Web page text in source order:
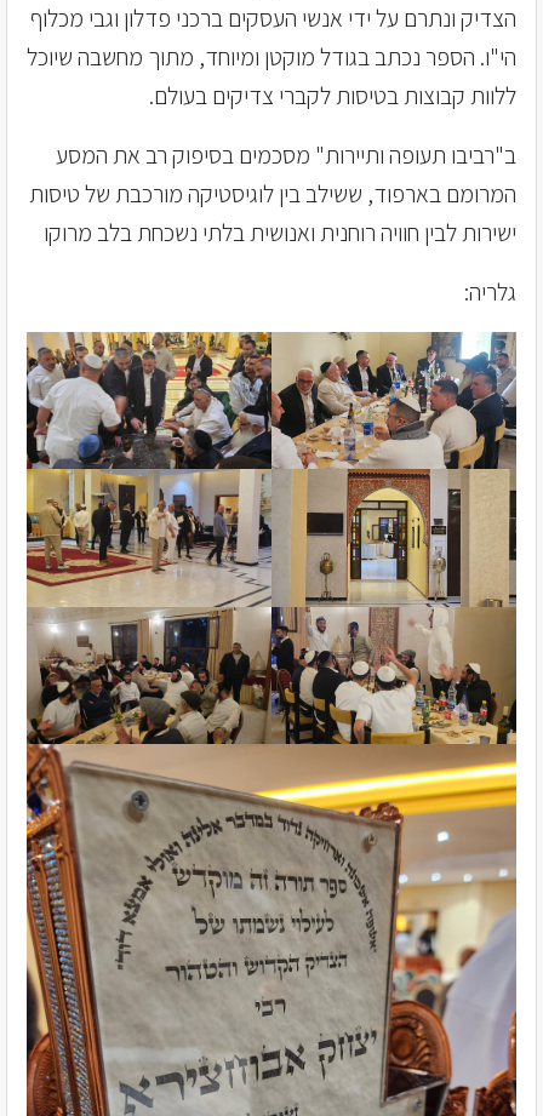
הצדיק ונתרם על ידי אנשי העסקים ברכני פדלון וגבי מכלוף
הי"ו. הספר נכתב בגודל מוקטן ומיוחד, מתוך מחשבה שיוכל
ללוות קבוצות בטיסות לקברי צדיקים בעולם.
ב"רביבו תעופה ותיירות" מסכמים בסיפוק רב את המסע
המרומם בארפוד, ששילב בין לוגיסטיקה מורכבת של טיסות
ישירות לבין חוויה רוחנית ואנושית בלתי נשכחת בלב מרוקו
גלריה: